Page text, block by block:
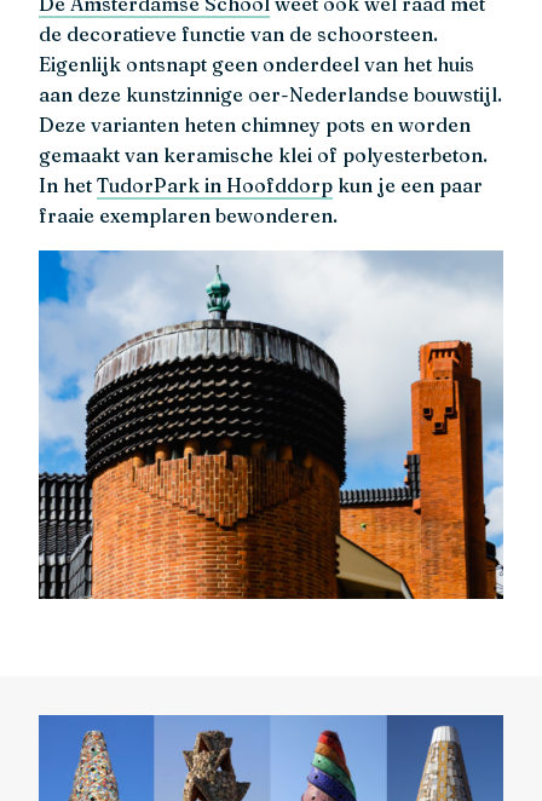
de decoratieve functie van de schoorsteen.
Eigenlijk ontsnapt geen onderdeel van het huis
aan deze kunstzinnige oer-Nederlandse bouwstijl.
Deze varianten heten chimney pots en worden
gemaakt van keramische klei of polyesterbeton.
In het TudorPark in Hoofddorp kun je een paar
fraaie exemplaren bewonderen.